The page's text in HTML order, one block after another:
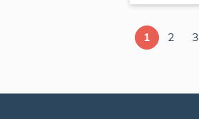
secondaire,
et école
1 2 3